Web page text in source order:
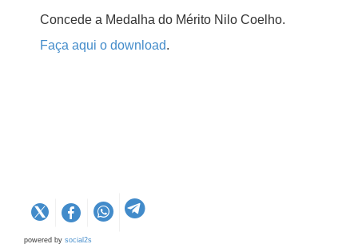
Concede a Medalha do Mérito Nilo Coelho.
Faça aqui o download.
powered by social2s